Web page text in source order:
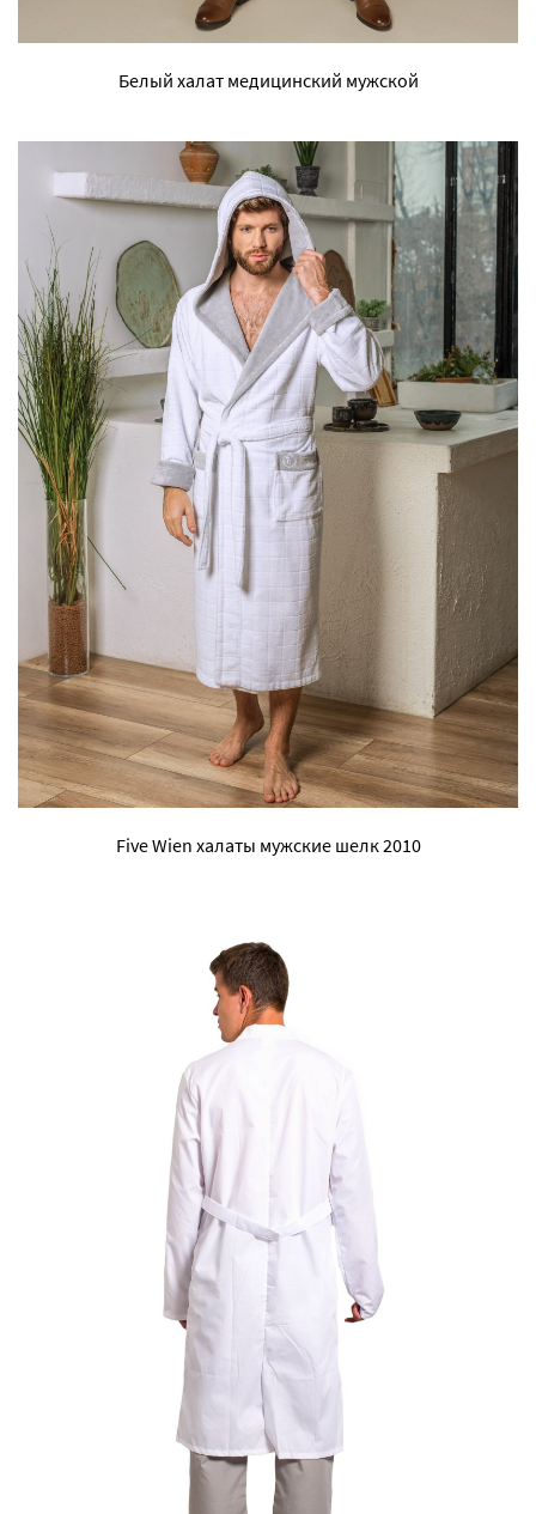
Белый халат медицинский мужской
Five Wien халаты мужские шелк 2010